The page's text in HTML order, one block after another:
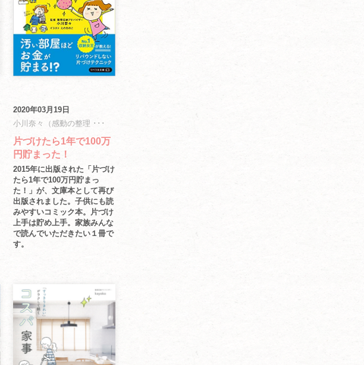
2020年03月19日
小川奈々（感動の整理 ･･･
片づけたら1年で100万
円貯まった！
2015年に出版された「片づけ
たら1年で100万円貯まっ
た！」が、文庫本として再び
出版されました。子供にも読
みやすいコミック本。片づけ
上手は貯め上手。家族みんな
で読んでいただきたい１冊で
す。